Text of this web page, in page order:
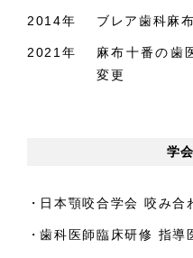
2014年 ブレア歯科麻
2021年
麻布十番の歯
変更
学
日本顎咬合学会 咬み合
歯科医師臨床研修 指導